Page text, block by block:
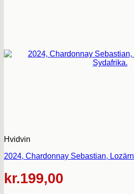
Hvidvin
2024, Chardonnay Sebastian,
kr.199,00